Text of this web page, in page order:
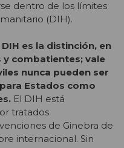
dentro de los límites
(DIH).
es la distinción, en
combatientes; vale
nunca pueden ser
Estados como
El DIH está
tratados
de Ginebra de
internacional. Sin